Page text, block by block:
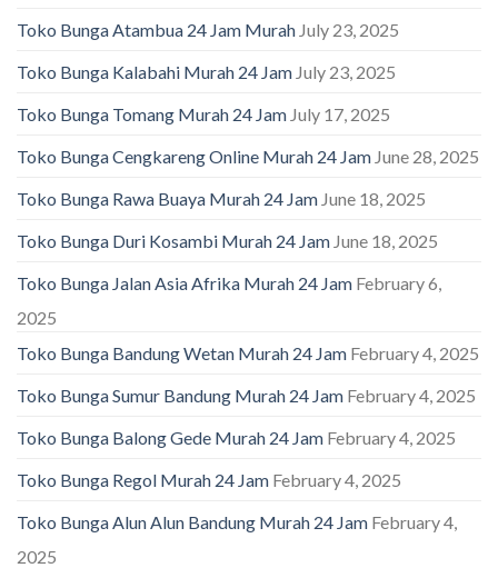
Toko Bunga Atambua 24 Jam Murah July 23, 2025
Toko Bunga Kalabahi Murah 24 Jam July 23, 2025
Toko Bunga Tomang Murah 24 Jam July 17, 2025
Toko Bunga Cengkareng Online Murah 24 Jam June 28, 2025
Toko Bunga Rawa Buaya Murah 24 Jam June 18, 2025
Toko Bunga Duri Kosambi Murah 24 Jam June 18, 2025
Toko Bunga Jalan Asia Afrika Murah 24 Jam February 6,
2025
Toko Bunga Bandung Wetan Murah 24 Jam February 4, 2025
Toko Bunga Sumur Bandung Murah 24 Jam February 4, 2025
Toko Bunga Balong Gede Murah 24 Jam February 4, 2025
Toko Bunga Regol Murah 24 Jam February 4, 2025
Toko Bunga Alun Alun Bandung Murah 24 Jam February 4,
2025